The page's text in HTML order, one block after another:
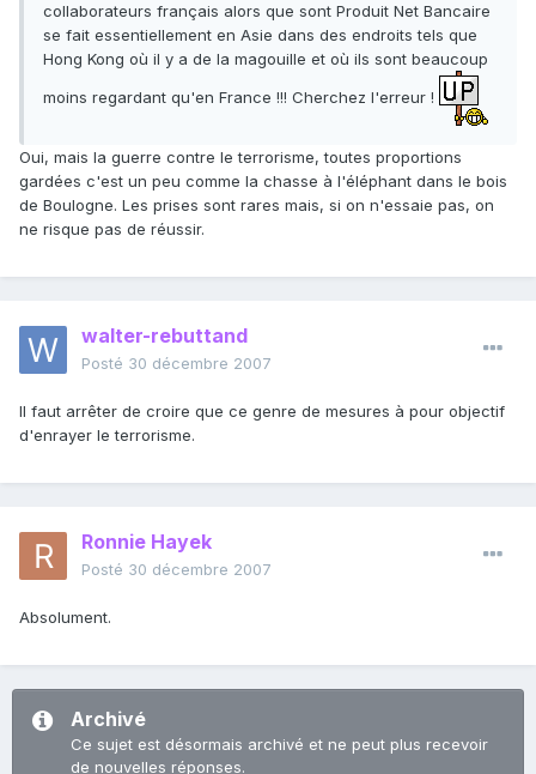
collaborateurs français alors que sont Produit Net Bancaire
se fait essentiellement en Asie dans des endroits tels que
Hong Kong où il y a de la magouille et où ils sont beaucoup
moins regardant qu'en France !!! Cherchez l'erreur !
Oui, mais la guerre contre le terrorisme, toutes proportions
gardées c'est un peu comme la chasse à l'éléphant dans le bois
de Boulogne. Les prises sont rares mais, si on n'essaie pas, on
ne risque pas de réussir.
walter-rebuttand
Posté 30 décembre 2007
Il faut arrêter de croire que ce genre de mesures à pour objectif
d'enrayer le terrorisme.
Ronnie Hayek
Posté 30 décembre 2007
Absolument.
Archivé
Ce sujet est désormais archivé et ne peut plus recevoir
de nouvelles réponses.